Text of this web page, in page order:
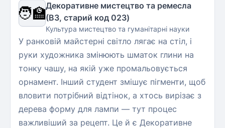
🧑‍🏫Декоративне мистецтво та ремесла
(B3, старий код 023)
Культура мистецтво та гуманітарні науки
У ранковій майстерні світло лягає на стіл, і
руки художника змінюють шматок глини на
тонку чашу, на якій уже промальовується
орнамент. Інший студент змішує пігменти, щоб
вловити потрібний відтінок, а хтось вирізає з
дерева форму для лампи — тут процес
важливіший за рецепт. Це й є Декоративне